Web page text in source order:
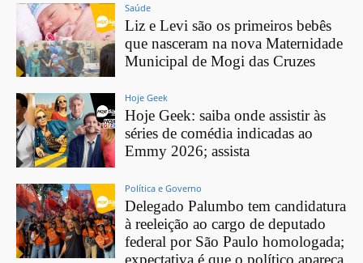
Saúde
Liz e Levi são os primeiros bebês
que nasceram na nova Maternidade
Municipal de Mogi das Cruzes
Hoje Geek
Hoje Geek: saiba onde assistir às
séries de comédia indicadas ao
Emmy 2026; assista
Política e Governo
Delegado Palumbo tem candidatura
à reeleição ao cargo de deputado
federal por São Paulo homologada;
expectativa é que o político apareça